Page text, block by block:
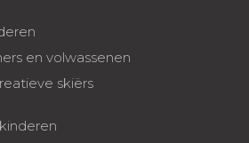
en volwassenen
skiërs